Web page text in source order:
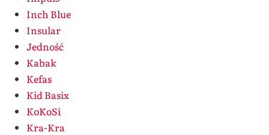
Inch Blue
Insular
Jedność
Kabak
Kefas
Kid Basix
KoKoSi
Kra-Kra